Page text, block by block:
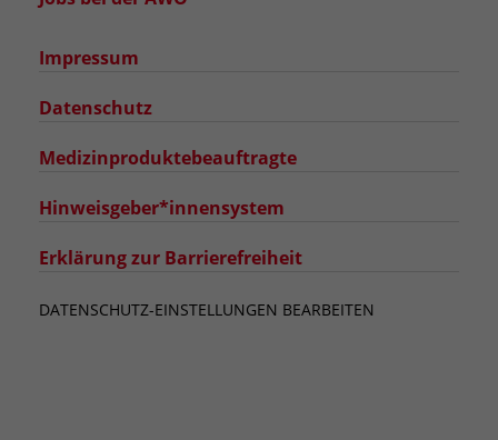
Impressum
Datenschutz
Medizinproduktebeauftragte
Hinweisgeber*innensystem
Erklärung zur Barrierefreiheit
DATENSCHUTZ-EINSTELLUNGEN BEARBEITEN